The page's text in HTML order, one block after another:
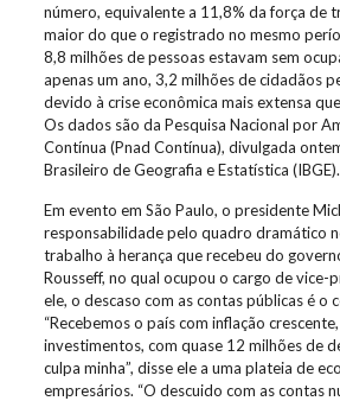
número, equivalente a 11,8% da força de
maior do que o registrado no mesmo
8,8 milhões de pessoas estavam sem
apenas um ano, 3,2 milhões de cidadãos
devido à crise econômica mais extensa
Os dados são da Pesquisa Nacional por
Contínua (Pnad Contínua), divulgada
Brasileiro de Geografia e Estatística (IBGE).
Em evento em São Paulo, o presidente
responsabilidade pelo quadro dramático
trabalho à herança que recebeu do
Rousseff, no qual ocupou o cargo de vice-
ele, o descaso com as contas públicas é o
“Recebemos o país com inflação
investimentos, com quase 12 milhões de
culpa minha”, disse ele a uma plateia de
empresários. “O descuido com as contas